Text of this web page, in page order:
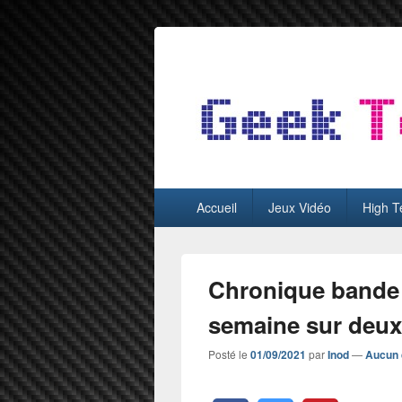
GeekTest
principalAccueil Jeux Vidéo High
Chronique
semaine sur deux
Posté le 01/09/2021 parInod—Aucun